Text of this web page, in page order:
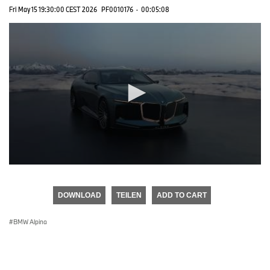
Fri May 15 19:30:00 CEST 2026 PF0010176 · 00:05:08
DOWNLOAD TEILEN ADD TO CART
BMW Alpina